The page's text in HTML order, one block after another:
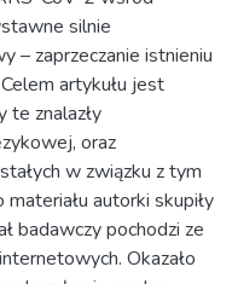
silnie
– zaprzeczanie istnieniu
artykułu jest
te znalazły
oraz
w związku z tym
autorki skupiły
badawczy pochodzi ze
Okazało